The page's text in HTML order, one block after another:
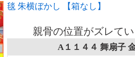
毯 朱横ぼかし 【箱なし】
親骨の位置がズレて
A１１４４ 舞扇子